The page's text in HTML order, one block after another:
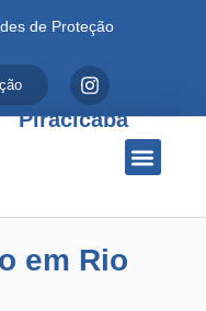
de Proteção
Piracicaba
em Rio